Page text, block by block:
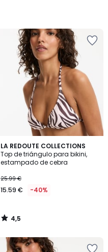
LA REDOUTE COLLECTIONS
Top de triángulo para bikini,
estampado de cebra
25.99 €
15.59 € -40%
4,5
/ 5
4,5
/